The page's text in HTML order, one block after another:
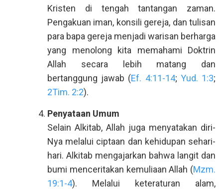
Kristen di tengah tantangan zaman.
Pengakuan iman, konsili gereja, dan tulisan
para bapa gereja menjadi warisan berharga
yang menolong kita memahami Doktrin
Allah secara lebih matang dan
bertanggung jawab (Ef. 4:11-14; Yud. 1:3;
2Tim. 2:2).
Penyataan Umum
Selain Alkitab, Allah juga menyatakan diri-
Nya melalui ciptaan dan kehidupan sehari-
hari. Alkitab mengajarkan bahwa langit dan
bumi menceritakan kemuliaan Allah (Mzm.
19:1-4). Melalui keteraturan alam,